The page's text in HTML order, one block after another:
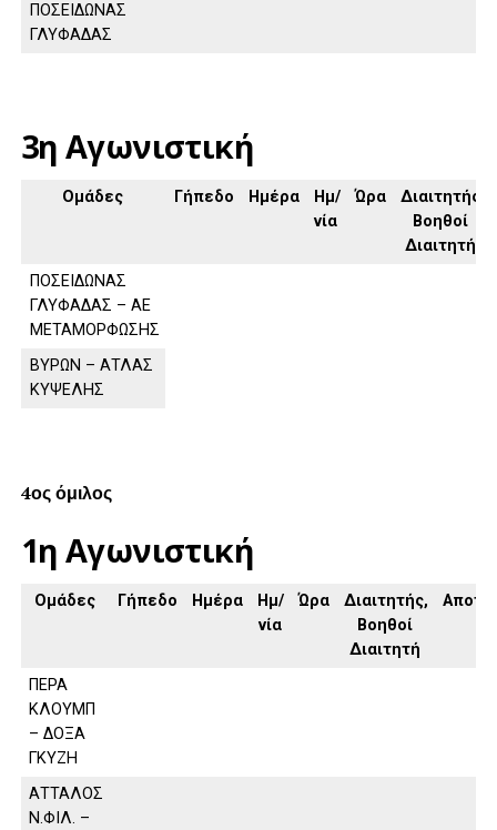
ΠΟΣΕΙΔΩΝΑΣ
ΓΛΥΦΑΔΑΣ
3η Αγωνιστική
Ομάδες Γήπεδο Ημέρα
Ημ/
νία
Ώρα
Διαιτητής,
Βοηθοί
Διαιτητή
ΠΟΣΕΙΔΩΝΑΣ
ΓΛΥΦΑΔΑΣ – ΑΕ
ΜΕΤΑΜΟΡΦΩΣΗΣ
ΒΥΡΩΝ – ΑΤΛΑΣ
ΚΥΨΕΛΗΣ
4ος όμιλος
1η Αγωνιστική
Ομάδες Γήπεδο Ημέρα
Ημ/
νία
Ώρα
Διαιτητής,
Βοηθοί
Διαιτητή
ΠΕΡΑ
ΚΛΟΥΜΠ
– ΔΟΞΑ
ΓΚΥΖΗ
ΑΤΤΑΛΟΣ
Ν.ΦΙΛ. –